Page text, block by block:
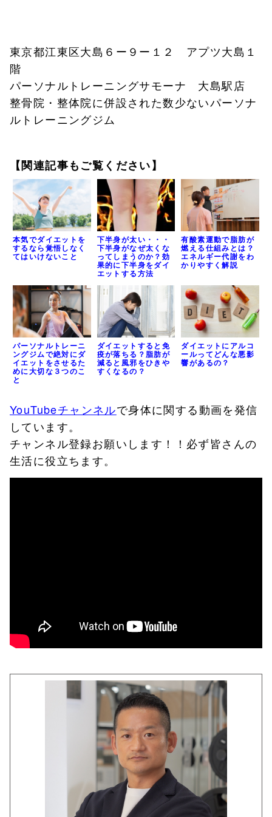
東京都江東区大島６ー９ー１２ アプツ大島１
階
パーソナルトレーニングサモーナ 大島駅店
整骨院・整体院に併設された数少ないパーソナ
ルトレーニングジム
【関連記事もご覧ください】
本気でダイエットを
するなら覚悟しなく
てはいけないこと
下半身が太い・・・
下半身がなぜ太くな
ってしまうのか？効
果的に下半身をダイ
エットする方法
有酸素運動で脂肪が
燃える仕組みとは？
エネルギー代謝をわ
かりやすく解説
パーソナルトレーニ
ングジムで絶対にダ
イエットをさせるた
めに大切な３つのこ
と
ダイエットすると免
疫が落ちる？脂肪が
減ると風邪をひきや
すくなるの？
ダイエットにアルコ
ールってどんな悪影
響があるの？
YouTubeチャンネルで身体に関する動画を発信
しています。
チャンネル登録お願いします！！必ず皆さんの
生活に役立ちます。